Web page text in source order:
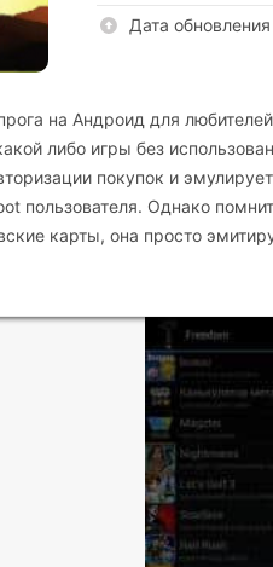
Дата обновления
на Андроид для
либо игры без
покупок и
пользователя. Однако
карты, она просто